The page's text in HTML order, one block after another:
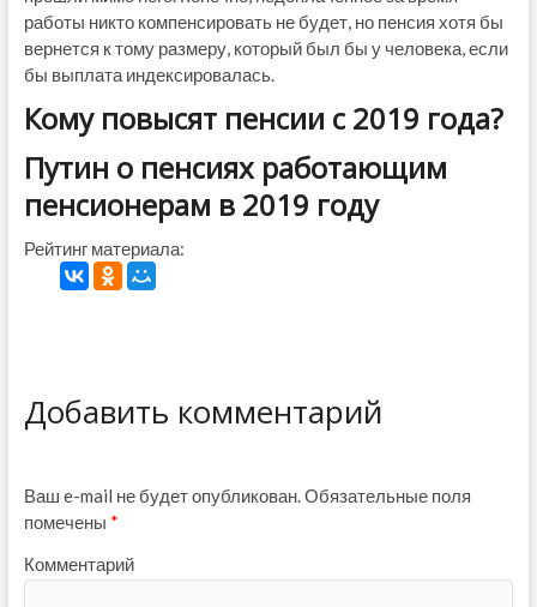
работы никто компенсировать не будет, но пенсия хотя бы
вернется к тому размеру, который был бы у человека, если
бы выплата индексировалась.
Кому повысят пенсии с 2019 года?
Путин о пенсиях работающим
пенсионерам в 2019 году
Рейтинг материала:
Добавить комментарий
Ваш e-mail не будет опубликован. Обязательные поля
помечены *
Комментарий